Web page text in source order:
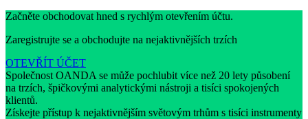
Začněte obchodovat hned s rychlým otevřením účtu.
Zaregistrujte se a obchodujte na nejaktivnějších trzích
OTEVŘÍT ÚČET
Společnost OANDA se může pochlubit více než 20 lety působení
na trzích, špičkovými analytickými nástroji a tisíci spokojených
klientů.
Získejte přístup k nejaktivnějším světovým trhům s tisíci instrumenty